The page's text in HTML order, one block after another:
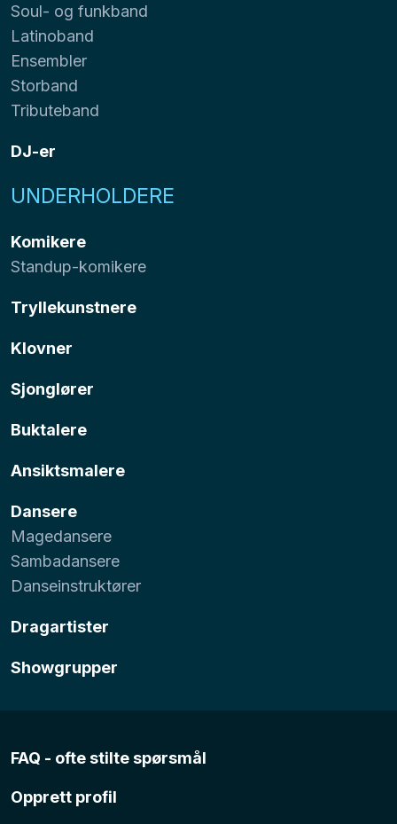
Soul- og funkband
Latinoband
Ensembler
Storband
Tributeband
DJ-er
UNDERHOLDERE
Komikere
Standup-komikere
Tryllekunstnere
Klovner
Sjonglører
Buktalere
Ansiktsmalere
Dansere
Magedansere
Sambadansere
Danseinstruktører
Dragartister
Showgrupper
FAQ - ofte stilte spørsmål
Opprett profil